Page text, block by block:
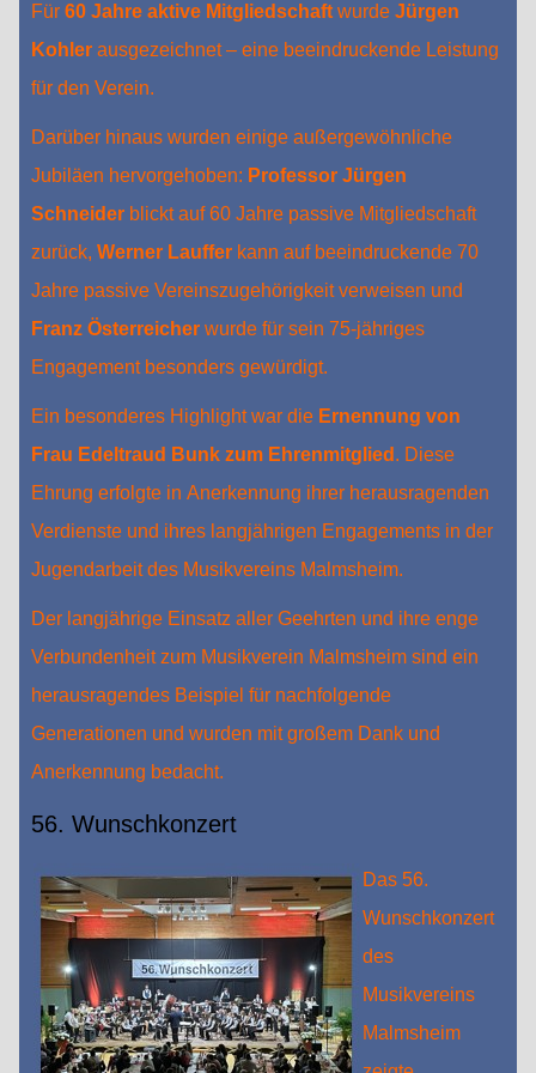
Für60 Jahre aktive Mitgliedschaft wurdeJürgen
Kohler ausgezeichnet – eine beeindruckende Leistung
für den Verein.
Darüber hinaus wurden einige außergewöhnliche
Jubiläen hervorgehoben: Professor Jürgen
Schneider blickt auf 60 Jahre passive Mitgliedschaft
zurück,Werner Lauffer kann auf beeindruckende 70
Jahre passive Vereinszugehörigkeit verweisen und
Franz Österreicher wurde für sein 75-jähriges
Engagement besonders gewürdigt.
Ein besonderes Highlight war die Ernennung von
Frau Edeltraud Bunk zum Ehrenmitglied . Diese
Ehrung erfolgte in Anerkennung ihrer herausragenden
Verdienste und ihres langjährigen Engagements in der
Jugendarbeit des Musikvereins Malmsheim.
Der langjährige Einsatz aller Geehrten und ihre enge
Verbundenheit zum Musikverein Malmsheim sind ein
herausragendes Beispiel für nachfolgende
Generationen und wurden mit großem Dank und
Anerkennung bedacht.
56. Wunschkonzert
Das 56.
Wunschkonzert
des
Musikvereins
Malmsheim